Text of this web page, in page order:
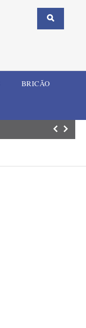
BRICÃO
Defesa Civil